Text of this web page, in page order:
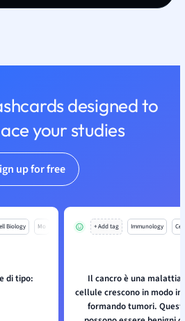
designed to
your studies
up for free
Biology Mo
di tipo:
+ Add tag Immunology
Il cancro è una malattia
cellule crescono in modo
formando tumori.